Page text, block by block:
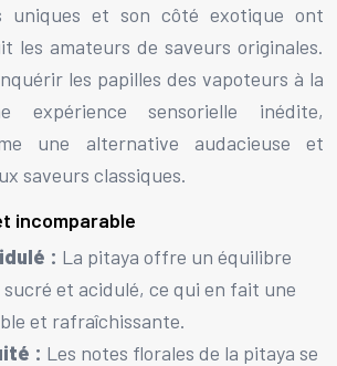
uniques et son côté exotique ont
les amateurs de saveurs originales.
les papilles des vapoteurs à la
expérience sensorielle inédite,
une alternative audacieuse et
saveurs classiques.
incomparable
: La pitaya offre un équilibre
et acidulé, ce qui en fait une
et rafraîchissante.
: Les notes florales de la pitaya se